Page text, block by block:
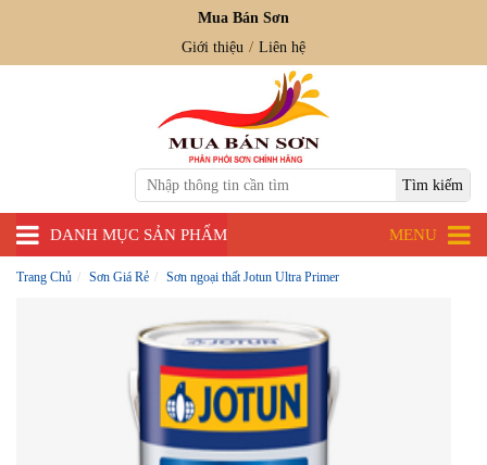
Mua Bán Sơn
Giới thiệu
Liên hệ
DANH MỤC SẢN PHẨM MENU
Trang Chủ Sơn Giá Rẻ Sơn ngoại thất Jotun Ultra Primer